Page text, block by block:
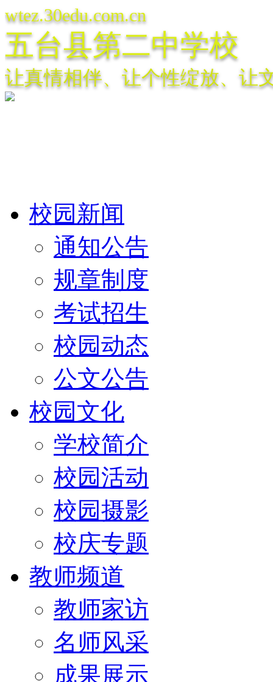
wtez.30edu.com.cn
五台县第二中学校
让真情相伴、让个性绽放、让
校园新闻
通知公告
规章制度
考试招生
校园动态
公文公告
校园文化
学校简介
校园活动
校园摄影
校庆专题
教师频道
教师家访
名师风采
成果展示